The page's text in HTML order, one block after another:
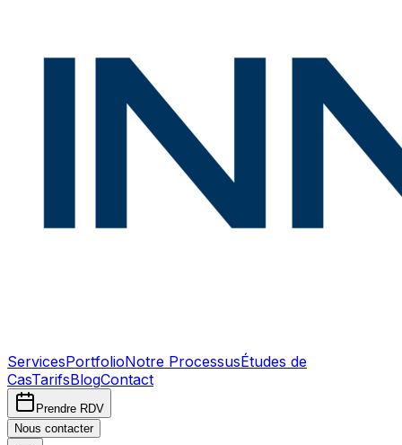
ServicesPortfolioNotre ProcessusÉtudes de
CasTarifsBlogContact
Prendre RDV
Nous contacter